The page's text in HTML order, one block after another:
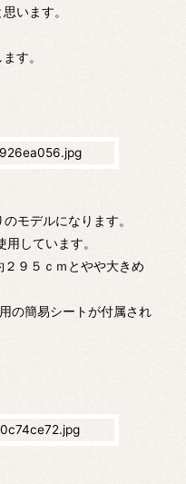
います。
す。
モデルになります。
しています。
９５ｃｍとやや大きめ
の簡易シートが付属され